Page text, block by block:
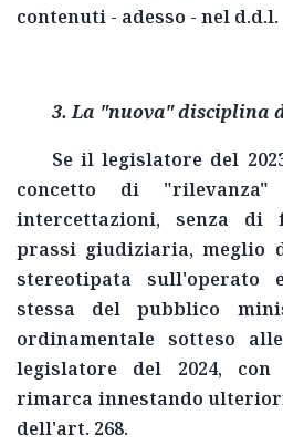
contenuti - adesso - nel
3. La "nuova" disciplina
Se il legislatore del
concetto di
intercettazioni, senza di
prassi giudiziaria, meglio
stereotipata sull'operato
stessa del pubblico
ordinamentale sotteso
legislatore del 2024,
rimarca innestando
dell'art. 268.